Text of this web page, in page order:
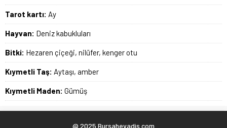
Tarot kartı: Ay
Hayvan: Deniz kabukluları
Bitki: Hezaren çiçeği, nilüfer, kenger otu
Kıymetli Taş: Aytaşı, amber
Kıymetli Maden: Gümüş
@ 2025 Bursahevadis.com